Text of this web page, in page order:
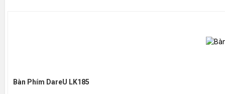
Bàn Phím DareU LK185